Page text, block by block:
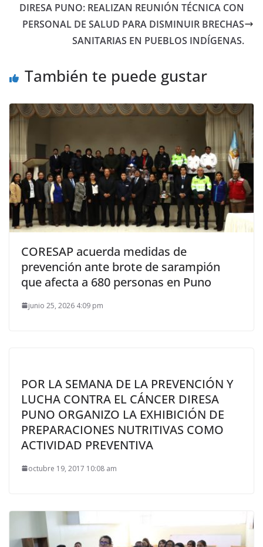
DIRESA PUNO: REALIZAN REUNIÓN TÉCNICA CON
PERSONAL DE SALUD PARA DISMINUIR BRECHAS
SANITARIAS EN PUEBLOS INDÍGENAS.
También te puede gustar
CORESAP acuerda medidas de
prevención ante brote de sarampión
que afecta a 680 personas en Puno
junio 25, 2026 4:09 pm
POR LA SEMANA DE LA PREVENCIÓN Y
LUCHA CONTRA EL CÁNCER DIRESA
PUNO ORGANIZO LA EXHIBICIÓN DE
PREPARACIONES NUTRITIVAS COMO
ACTIVIDAD PREVENTIVA
octubre 19, 2017 10:08 am